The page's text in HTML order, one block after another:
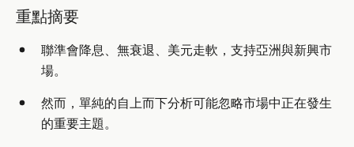
重點摘要
聯準會降息、無衰退、美元走軟，支持亞洲與新興市
場。
然而，單純的自上而下分析可能忽略市場中正在發生
的重要主題。